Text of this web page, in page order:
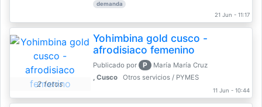
demanda
21 Jun - 11:17
2 fotos
Yohimbina gold cusco -
afrodisiaco femenino
Publicado por P
María María Cruz
, Cusco
Otros servicios / PYMES
11 Jun - 10:44